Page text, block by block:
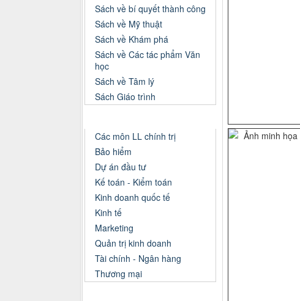
Sách về bí quyết thành công
Sách về Mỹ thuật
Sách về Khám phá
Sách về Các tác phẩm Văn
học
Sách về Tâm lý
Sách Giáo trình
Các môn LL chính trị
Bảo hiểm
Dự án đầu tư
Kế toán - Kiểm toán
Kinh doanh quốc tế
Kinh tế
Marketing
Quản trị kinh doanh
Tài chính - Ngân hàng
Thương mại